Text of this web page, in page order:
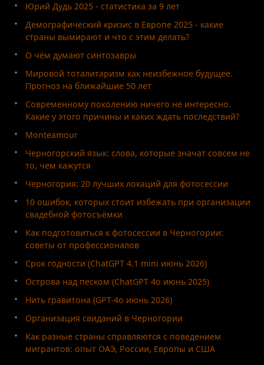
Юрий Дудь 2025 - статистика за 9 лет
Демографический кризис в Европе 2025 - какие
страны вымирают и что с этим делать?
О чём думают синтозавры
Мировой тоталитаризм как неизбежное будущее.
Прогноз на ближайшие 50 лет
Современному поколению ничего не интересно.
Какие у этого причины и каких ждать последствий?
Monteamour
Черногорский язык: слова, которые значат совсем не
то, чем кажутся
Черногория: 20 лучших локаций для фотосессии
10 ошибок, которых стоит избежать при организации
свадебной фотосъёмки
Как подготовиться к фотосессии в Черногории:
советы от профессионалов
Срок годности (ChatGPT 4.1 mini июнь 2026)
Острова над песком (ChatGPT 4o июнь 2025)
Нить гравитона (GPT-4o июнь 2026)
Организация свиданий в Черногории
Как разные страны справляются с поведением
мигрантов: опыт ОАЭ, России, Европы и США